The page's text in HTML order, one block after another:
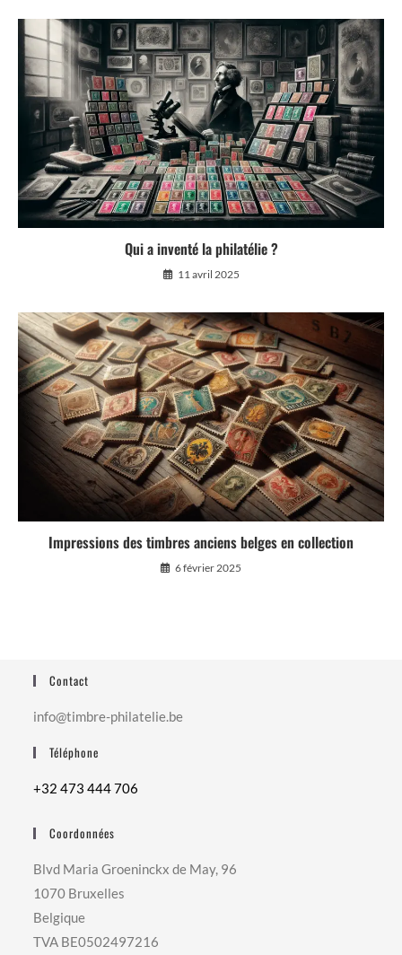
Qui a inventé la philatélie ?
11 avril 2025
Impressions des timbres anciens belges en collection
6 février 2025
Contact
info@timbre-philatelie.be
Téléphone
+32 473 444 706
Coordonnées
Blvd Maria Groeninckx de May, 96
1070 Bruxelles
Belgique
TVA BE0502497216